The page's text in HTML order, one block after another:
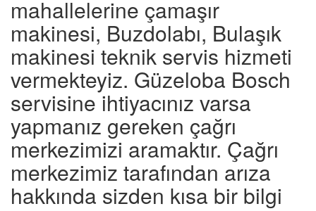
mahallelerine çamaşır
makinesi, Buzdolabı, Bulaşık
makinesi teknik servis hizmeti
vermekteyiz. Güzeloba Bosch
servisine ihtiyacınız varsa
yapmanız gereken çağrı
merkezimizi aramaktır. Çağrı
merkezimiz tarafından arıza
hakkında sizden kısa bir bilgi